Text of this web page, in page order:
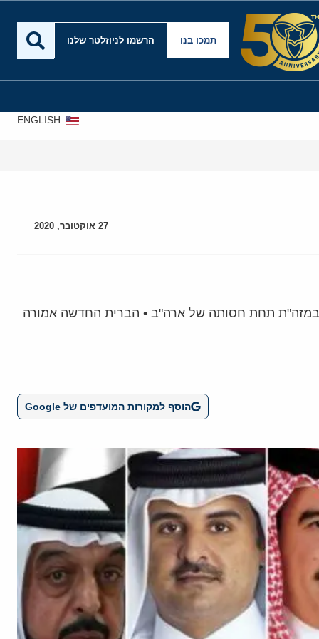
תמכו בנו הרשמו לניוזלטר שלנו
ENGLISH
27 אוקטובר, 2020
במזה"ת תחת חסותה של ארה"ב • הברית החדשה אמורה
הוסף למקורות המועדפים של Google